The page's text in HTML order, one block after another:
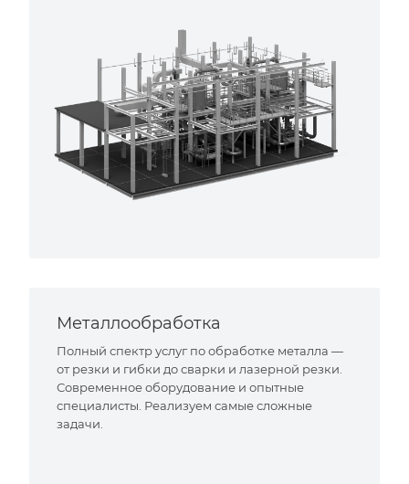
Металлообработка
Полный спектр услуг по обработке металла —
от резки и гибки до сварки и лазерной резки.
Современное оборудование и опытные
специалисты. Реализуем самые сложные
задачи.